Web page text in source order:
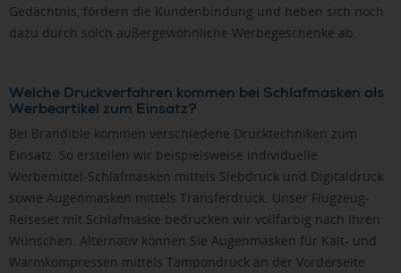
Gedächtnis, fördern die Kundenbindung und heben sich noch
dazu durch solch außergewöhnliche Werbegeschenke ab.
Welche Druckverfahren kommen bei Schlafmasken als
Werbeartikel zum Einsatz?
Bei Brandible kommen verschiedene Drucktechniken zum
Einsatz. So erstellen wir beispielsweise individuelle
Werbemittel-Schlafmasken mittels Siebdruck und Digitaldruck
sowie Augenmasken mittels Transferdruck. Unser Flugzeug-
Reiseset mit Schlafmaske bedrucken wir vollfarbig nach Ihren
Wünschen. Alternativ können Sie Augenmasken für Kalt- und
Warmkompressen mittels Tampondruck an der Vorderseite